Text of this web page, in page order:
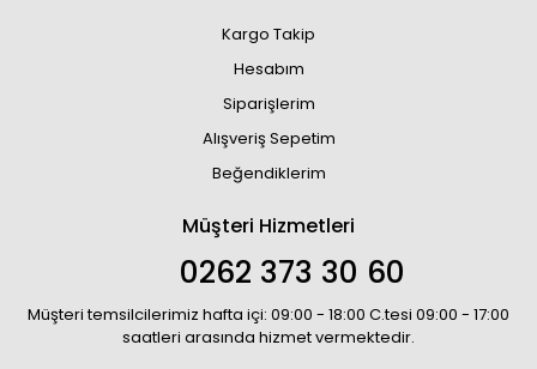
Kargo Takip
Hesabım
Siparişlerim
Alışveriş Sepetim
Beğendiklerim
Müşteri Hizmetleri
0262 373 30 60
Müşteri temsilcilerimiz hafta içi: 09:00 - 18:00 C.tesi 09:00 - 17:00
saatleri arasında hizmet vermektedir.